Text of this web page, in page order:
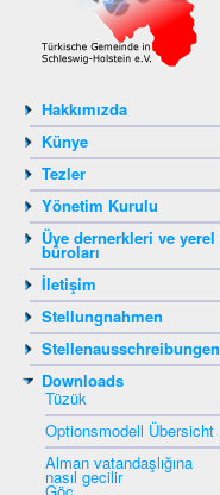
Hakkımızda
Künye
Tezler
Yönetim Kurulu
Üye dernerkleri ve yerel
büroları
İletişim
Stellungnahmen
Stellenausschreibungen
Downloads
Tüzük
Optionsmodell Übersicht
Alman vatandaşlığına
nasıl gecilir